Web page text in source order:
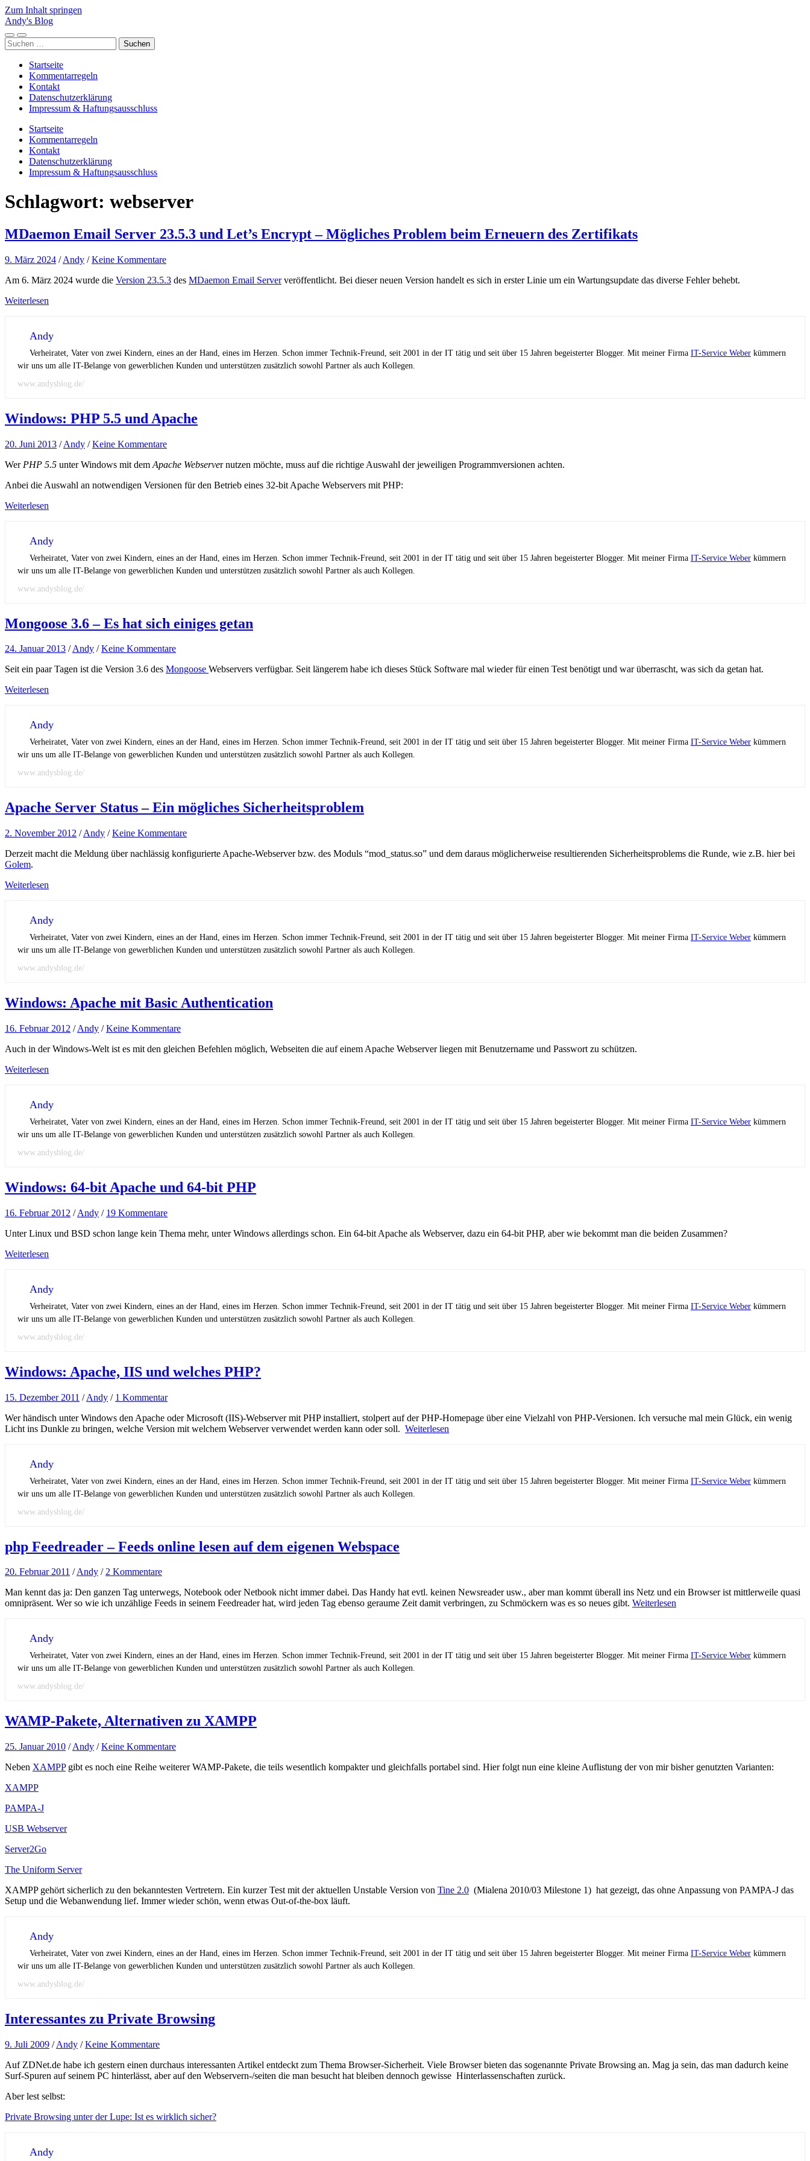
Zum Inhalt springen
Andy's Blog
Mobile-
Menü
Suchfeld
ein-/ausblenden
Suchen
nach:
Startseite
Kommentarregeln
Kontakt
Datenschutzerklärung
Impressum & Haftungsausschluss
Startseite
Kommentarregeln
Kontakt
Datenschutzerklärung
Impressum & Haftungsausschluss
Schlagwort: webserver
MDaemon Email Server 23.5.3 und Let’s Encrypt – Mögliches Problem beim Erneuern des Zertifikats
9. März 2024 /Andy /Keine Kommentare
Am 6. März 2024 wurde die Version 23.5.3 des MDaemon Email Serververöffentlicht. Bei dieser neuen Version handelt es sich in erster Linie um ein Wartungsupdate das diverse Fehler behebt.
Weiterlesen
Andy
Verheiratet, Vater von zwei Kindern, eines an der Hand, eines im Herzen. Schon immer Technik-Freund, seit 2001 in der IT tätig und seit über 15 Jahren begeisterter Blogger. Mit meiner Firma IT-Service Weber kümmern
wir uns um alle IT-Belange von gewerblichen Kunden und unterstützen zusätzlich sowohl Partner als auch Kollegen.
www.andysblog.de/
Windows: PHP 5.5 und Apache
20. Juni 2013 /Andy /Keine Kommentare
Wer PHP 5.5 unter Windows mit dem Apache Webserver nutzen möchte, muss auf die richtige Auswahl der jeweiligen Programmversionen achten.
Anbei die Auswahl an notwendigen Versionen für den Betrieb eines 32-bit Apache Webservers mit PHP:
Weiterlesen
Andy
Verheiratet, Vater von zwei Kindern, eines an der Hand, eines im Herzen. Schon immer Technik-Freund, seit 2001 in der IT tätig und seit über 15 Jahren begeisterter Blogger. Mit meiner Firma IT-Service Weber kümmern
wir uns um alle IT-Belange von gewerblichen Kunden und unterstützen zusätzlich sowohl Partner als auch Kollegen.
www.andysblog.de/
Mongoose 3.6 – Es hat sich einiges getan
24. Januar 2013 /Andy /Keine Kommentare
Seit ein paar Tagen ist die Version 3.6 des Mongoose Webservers verfügbar. Seit längerem habe ich dieses Stück Software mal wieder für einen Test benötigt und war überrascht, was sich da getan hat.
Weiterlesen
Andy
Verheiratet, Vater von zwei Kindern, eines an der Hand, eines im Herzen. Schon immer Technik-Freund, seit 2001 in der IT tätig und seit über 15 Jahren begeisterter Blogger. Mit meiner Firma IT-Service Weber kümmern
wir uns um alle IT-Belange von gewerblichen Kunden und unterstützen zusätzlich sowohl Partner als auch Kollegen.
www.andysblog.de/
Apache Server Status – Ein mögliches Sicherheitsproblem
2. November 2012 /Andy /Keine Kommentare
Derzeit macht die Meldung über nachlässig konfigurierte Apache-Webserver bzw. des Moduls “mod_status.so” und dem daraus möglicherweise resultierenden Sicherheitsproblems die Runde, wie z.B. hier bei
Golem.
Weiterlesen
Andy
Verheiratet, Vater von zwei Kindern, eines an der Hand, eines im Herzen. Schon immer Technik-Freund, seit 2001 in der IT tätig und seit über 15 Jahren begeisterter Blogger. Mit meiner Firma IT-Service Weber kümmern
wir uns um alle IT-Belange von gewerblichen Kunden und unterstützen zusätzlich sowohl Partner als auch Kollegen.
www.andysblog.de/
Windows: Apache mit Basic Authentication
16. Februar 2012 /Andy /Keine Kommentare
Auch in der Windows-Welt ist es mit den gleichen Befehlen möglich, Webseiten die auf einem Apache Webserver liegen mit Benutzername und Passwort zu schützen.
Weiterlesen
Andy
Verheiratet, Vater von zwei Kindern, eines an der Hand, eines im Herzen. Schon immer Technik-Freund, seit 2001 in der IT tätig und seit über 15 Jahren begeisterter Blogger. Mit meiner Firma IT-Service Weber kümmern
wir uns um alle IT-Belange von gewerblichen Kunden und unterstützen zusätzlich sowohl Partner als auch Kollegen.
www.andysblog.de/
Windows: 64-bit Apache und 64-bit PHP
16. Februar 2012 /Andy / 19 Kommentare
Unter Linux und BSD schon lange kein Thema mehr, unter Windows allerdings schon. Ein 64-bit Apache als Webserver, dazu ein 64-bit PHP, aber wie bekommt man die beiden Zusammen?
Weiterlesen
Andy
Verheiratet, Vater von zwei Kindern, eines an der Hand, eines im Herzen. Schon immer Technik-Freund, seit 2001 in der IT tätig und seit über 15 Jahren begeisterter Blogger. Mit meiner Firma IT-Service Weber kümmern
wir uns um alle IT-Belange von gewerblichen Kunden und unterstützen zusätzlich sowohl Partner als auch Kollegen.
www.andysblog.de/
Windows: Apache, IIS und welches PHP?
15. Dezember 2011 /Andy / 1 Kommentar
Wer händisch unter Windows den Apache oder Microsoft (IIS)-Webserver mit PHP installiert, stolpert auf der PHP-Homepage über eine Vielzahl von PHP-Versionen. Ich versuche mal mein Glück, ein wenig
Licht ins Dunkle zu bringen, welche Version mit welchem Webserver verwendet werden kann oder soll. Weiterlesen
Andy
Verheiratet, Vater von zwei Kindern, eines an der Hand, eines im Herzen. Schon immer Technik-Freund, seit 2001 in der IT tätig und seit über 15 Jahren begeisterter Blogger. Mit meiner Firma IT-Service Weber kümmern
wir uns um alle IT-Belange von gewerblichen Kunden und unterstützen zusätzlich sowohl Partner als auch Kollegen.
www.andysblog.de/
php Feedreader – Feeds online lesen auf dem eigenen Webspace
20. Februar 2011 /Andy /2 Kommentare
Man kennt das ja: Den ganzen Tag unterwegs, Notebook oder Netbook nicht immer dabei. Das Handy hat evtl. keinen Newsreader usw., aber man kommt überall ins Netz und ein Browser ist mittlerweile quasi
omnipräsent. Wer so wie ich unzählige Feeds in seinem Feedreader hat, wird jeden Tag ebenso geraume Zeit damit verbringen, zu Schmöckern was es so neues gibt. Weiterlesen
Andy
Verheiratet, Vater von zwei Kindern, eines an der Hand, eines im Herzen. Schon immer Technik-Freund, seit 2001 in der IT tätig und seit über 15 Jahren begeisterter Blogger. Mit meiner Firma IT-Service Weber kümmern
wir uns um alle IT-Belange von gewerblichen Kunden und unterstützen zusätzlich sowohl Partner als auch Kollegen.
www.andysblog.de/
WAMP-Pakete, Alternativen zu XAMPP
25. Januar 2010 /Andy /Keine Kommentare
Neben XAMPPgibt es noch eine Reihe weiterer WAMP-Pakete, die teils wesentlich kompakter und gleichfalls portabel sind. Hier folgt nun eine kleine Auflistung der von mir bisher genutzten Varianten:
XAMPP
PAMPA-J
USB Webserver
Server2Go
The Uniform Server
XAMPP gehört sicherlich zu den bekanntesten Vertretern. Ein kurzer Test mit der aktuellen Unstable Version von Tine 2.0 (Mialena 2010/03 Milestone 1) hat gezeigt, das ohne Anpassung von PAMPA-J das
Setup und die Webanwendung lief. Immer wieder schön, wenn etwas Out-of-the-box läuft.
Andy
Verheiratet, Vater von zwei Kindern, eines an der Hand, eines im Herzen. Schon immer Technik-Freund, seit 2001 in der IT tätig und seit über 15 Jahren begeisterter Blogger. Mit meiner Firma IT-Service Weber kümmern
wir uns um alle IT-Belange von gewerblichen Kunden und unterstützen zusätzlich sowohl Partner als auch Kollegen.
www.andysblog.de/
Interessantes zu Private Browsing
9. Juli 2009 /Andy /Keine Kommentare
Auf ZDNet.de habe ich gestern einen durchaus interessanten Artikel entdeckt zum Thema Browser-Sicherheit. Viele Browser bieten das sogenannte Private Browsing an. Mag ja sein, das man dadurch keine
Surf-Spuren auf seinem PC hinterlässt, aber auf den Webservern-/seiten die man besucht hat bleiben dennoch gewisse Hinterlassenschaften zurück.
Aber lest selbst:
Private Browsing unter der Lupe: Ist es wirklich sicher?
Andy